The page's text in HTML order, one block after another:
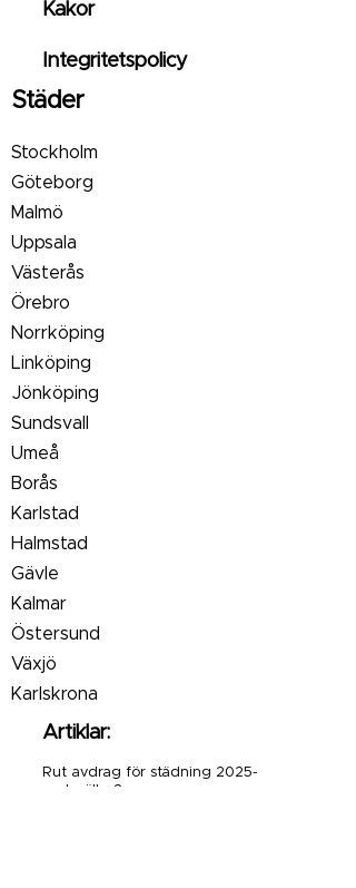
Kakor
Integritetspolicy
Städer
Stockholm
Göteborg
Malmö
Uppsala
Västerås
Örebro
Norrköping
Linköping
Jönköping
Sundsvall
Umeå
Borås
Karlstad
Halmstad
Gävle
Kalmar
Östersund
Växjö
Karlskrona
Artiklar:
Rut avdrag för städning 2025-
vad gäller?